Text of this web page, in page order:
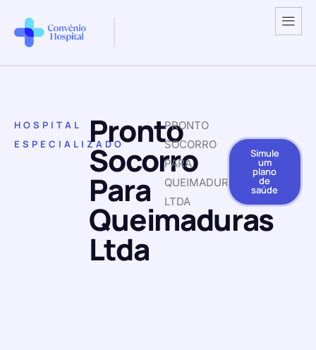
HOSPITAL
ESPECIALIZADOPronto
Socorro
Para
Queimaduras
Ltda
PRONTO
SOCORRO
PARA
QUEIMADURAS
LTDA
Simule
um
plano
de
saúde